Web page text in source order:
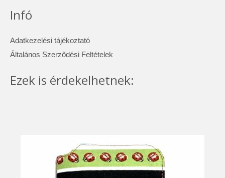
Infó
Adatkezelési tájékoztató
Általános Szerződési Feltételek
Ezek is érdekelhetnek: